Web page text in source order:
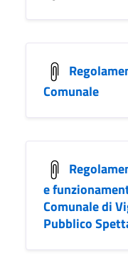
Comunale
e
Comunale di
Pubblico